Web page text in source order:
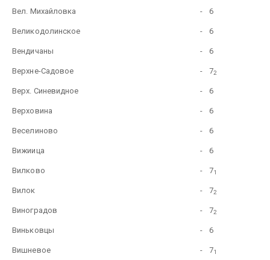
Вел. Михайловка - 6
Великодолинское - 6
Вендичаны - 6
Верхне-Садовое - 72
Верх. Синевидное - 6
Верховина - 6
Веселиново - 6
Вижиица - 6
Вилково - 71
Вилок - 72
Виноградов - 72
Виньковцы - 6
Вишневое - 71